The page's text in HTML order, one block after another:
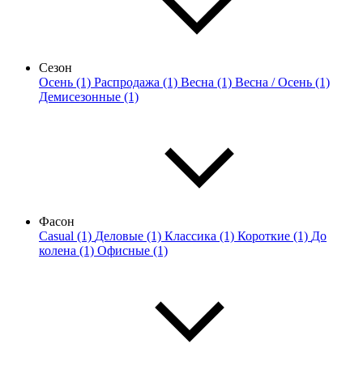
Сезон
Осень (1) Распродажа (1) Весна (1) Весна / Осень (1)
Демисезонные (1)
Фасон
Casual (1) Деловые (1) Классика (1) Короткие (1) До
колена (1) Офисные (1)